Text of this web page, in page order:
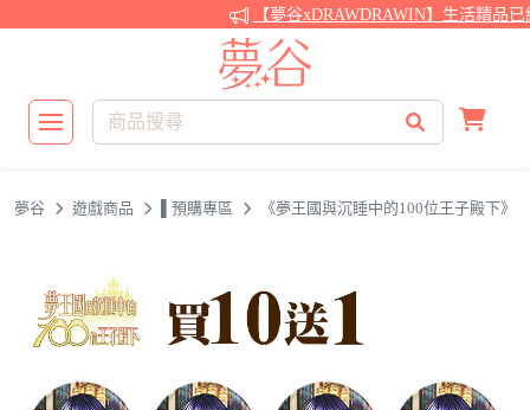
【夢谷xDRAWDRAWIN】生活精品已
夢谷 遊戲商品 ▌預購專區 《夢王國與沉睡中的100位王子殿下》